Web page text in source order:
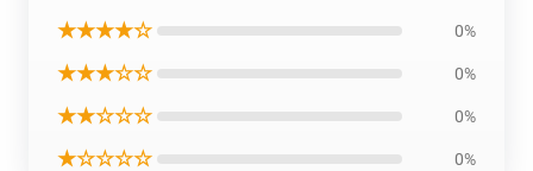
★★★★☆ 0%
★★★☆☆ 0%
★★☆☆☆ 0%
★☆☆☆☆ 0%